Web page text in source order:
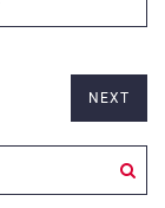
NEXT